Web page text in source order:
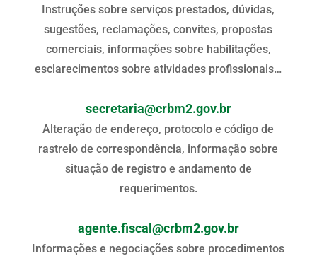
Instruções sobre serviços prestados, dúvidas,
sugestões, reclamações, convites, propostas
comerciais, informações sobre habilitações,
esclarecimentos sobre atividades profissionais…
secretaria@crbm2.gov.br
Alteração de endereço, protocolo e código de
rastreio de correspondência, informação sobre
situação de registro e andamento de
requerimentos.
agente.fiscal@crbm2.gov.br
Informações e negociações sobre procedimentos